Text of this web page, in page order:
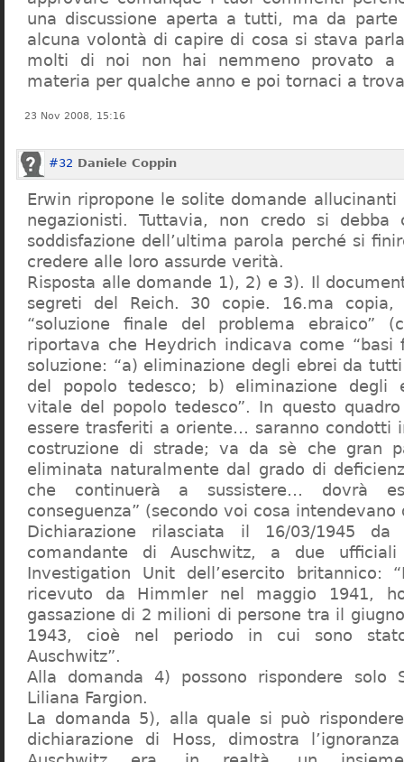
una discussione aperta a tutti, ma da parte
alcuna volontà di capire di cosa si stava
molti di noi non hai nemmeno provato a
materia per qualche anno e poi tornaci a
23 Nov 2008, 15:16
#32 Daniele Coppin
Erwin ripropone le solite domande
negazionisti. Tuttavia, non credo si debba
soddisfazione dell’ultima parola perché si
credere alle loro assurde verità.
Risposta alle domande 1), 2) e 3). Il
segreti del Reich. 30 copie. 16.ma copia,
“soluzione finale del problema ebraico”
riportava che Heydrich indicava come “basi
soluzione: “a) eliminazione degli ebrei da
del popolo tedesco; b) eliminazione degli
vitale del popolo tedesco”. In questo
essere trasferiti a oriente… saranno condotti
costruzione di strade; va da sè che gran
eliminata naturalmente dal grado di
che continuerà a sussistere… dovrà
conseguenza” (secondo voi cosa intendevano
Dichiarazione rilasciata il 16/03/1945
comandante di Auschwitz, a due
Investigation Unit dell’esercito britannico:
ricevuto da Himmler nel maggio 1941,
gassazione di 2 milioni di persone tra il
1943, cioè nel periodo in cui sono
Auschwitz”.
Alla domanda 4) possono rispondere solo
Liliana Fargion.
La domanda 5), alla quale si può
dichiarazione di Hoss, dimostra